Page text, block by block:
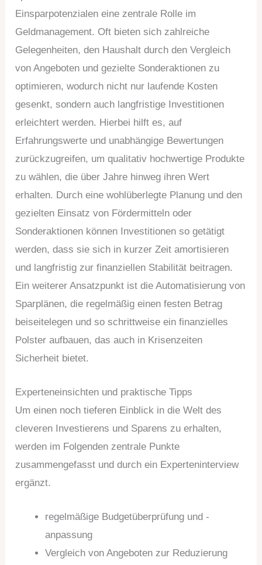
Einsparpotenzialen eine zentrale Rolle im
Geldmanagement. Oft bieten sich zahlreiche
Gelegenheiten, den Haushalt durch den Vergleich
von Angeboten und gezielte Sonderaktionen zu
optimieren, wodurch nicht nur laufende Kosten
gesenkt, sondern auch langfristige Investitionen
erleichtert werden. Hierbei hilft es, auf
Erfahrungswerte und unabhängige Bewertungen
zurückzugreifen, um qualitativ hochwertige Produkte
zu wählen, die über Jahre hinweg ihren Wert
erhalten. Durch eine wohlüberlegte Planung und den
gezielten Einsatz von Fördermitteln oder
Sonderaktionen können Investitionen so getätigt
werden, dass sie sich in kurzer Zeit amortisieren
und langfristig zur finanziellen Stabilität beitragen.
Ein weiterer Ansatzpunkt ist die Automatisierung von
Sparplänen, die regelmäßig einen festen Betrag
beiseitelegen und so schrittweise ein finanzielles
Polster aufbauen, das auch in Krisenzeiten
Sicherheit bietet.
Experteneinsichten und praktische Tipps
Um einen noch tieferen Einblick in die Welt des
cleveren Investierens und Sparens zu erhalten,
werden im Folgenden zentrale Punkte
zusammengefasst und durch ein Experteninterview
ergänzt.
regelmäßige Budgetüberprüfung und -
anpassung
Vergleich von Angeboten zur Reduzierung